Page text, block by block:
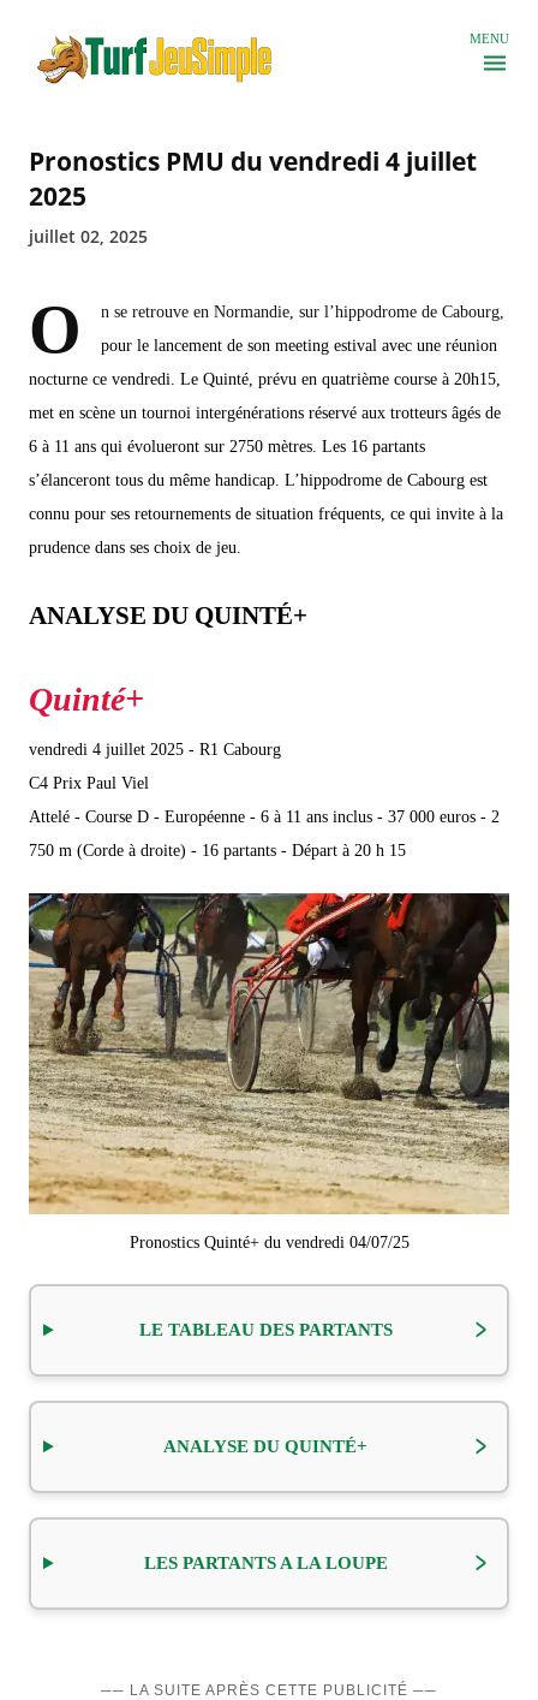
MENU
Pronostics PMU du vendredi 4 juillet
2025
juillet 02, 2025
O
n se retrouve en Normandie, sur l’hippodrome de Cabourg,
pour le lancement de son meeting estival avec une réunion
nocturne ce vendredi. Le Quinté, prévu en quatrième course à 20h15,
met en scène un tournoi intergénérations réservé aux trotteurs âgés de
6 à 11 ans qui évolueront sur 2750 mètres. Les 16 partants
s’élanceront tous du même handicap. L’hippodrome de Cabourg est
connu pour ses retournements de situation fréquents, ce qui invite à la
prudence dans ses choix de jeu.
ANALYSE DU QUINTÉ+
vendredi 4 juillet 2025 - R1 Cabourg
C4 Prix Paul Viel
Attelé - Course D - Européenne - 6 à 11 ans inclus - 37 000 euros - 2
750 m (Corde à droite) - 16 partants - Départ à 20 h 15
Pronostics Quinté+ du vendredi 04/07/25
LE TABLEAU DES PARTANTS
ANALYSE DU QUINTÉ+
LES PARTANTS A LA LOUPE
── LA SUITE APRÈS CETTE PUBLICITÉ ──